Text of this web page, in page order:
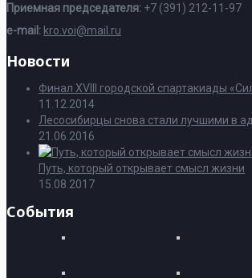
Приемная председателя: +7 (391) 212-11-97
e-mail: kro.voi@mail.ru
Новости
Финал XVIII городской спартакиады
11.12.2014
Лесосибирцы снова стали лучшими в
21.06.2016
Путь, который открывает смысл жизни
15.08.2017
События